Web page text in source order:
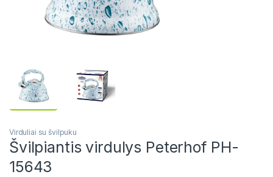
Virduliai su švilpuku
Švilpiantis virdulys Peterhof PH-
15643